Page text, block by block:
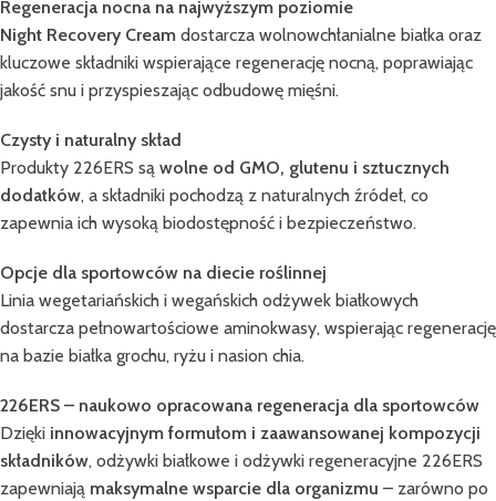
Regeneracja nocna na najwyższym poziomie
Night Recovery Cream dostarcza wolnowchłanialne białka oraz
kluczowe składniki wspierające regenerację nocną, poprawiając
jakość snu i przyspieszając odbudowę mięśni.
Czysty i naturalny skład
Produkty 226ERS są wolne od GMO, glutenu i sztucznych
dodatków, a składniki pochodzą z naturalnych źródeł, co
zapewnia ich wysoką biodostępność i bezpieczeństwo.
Opcje dla sportowców na diecie roślinnej
Linia wegetariańskich i wegańskich odżywek białkowych
dostarcza pełnowartościowe aminokwasy, wspierając regenerację
na bazie białka grochu, ryżu i nasion chia.
226ERS – naukowo opracowana regeneracja dla sportowców
Dzięki innowacyjnym formułom i zaawansowanej kompozycji
składników, odżywki białkowe i odżywki regeneracyjne 226ERS
zapewniają maksymalne wsparcie dla organizmu – zarówno po